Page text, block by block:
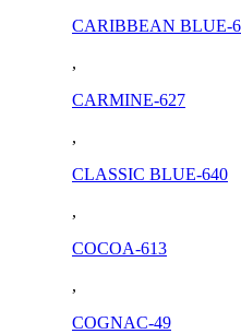
CARIBBEAN BLUE-
,
CARMINE-627
,
CLASSIC BLUE-640
,
COCOA-613
,
COGNAC-49